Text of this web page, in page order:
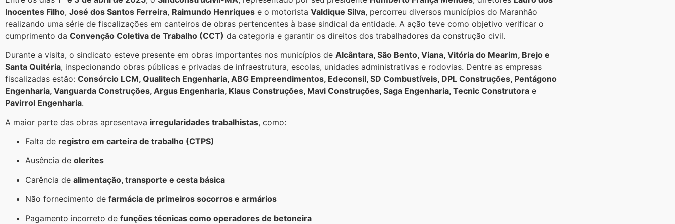
Inocentes Filho, José dos Santos Ferreira, Raimundo Henriques e o motorista Valdique Silva, percorreu diversos municípios do Maranhão
realizando uma série de fiscalizações em canteiros de obras pertencentes à base sindical da entidade. A ação teve como objetivo verificar o
cumprimento da Convenção Coletiva de Trabalho (CCT) da categoria e garantir os direitos dos trabalhadores da construção civil.
Durante a visita, o sindicato esteve presente em obras importantes nos municípios de Alcântara, São Bento, Viana, Vitória do Mearim, Brejo e
Santa Quitéria, inspecionando obras públicas e privadas de infraestrutura, escolas, unidades administrativas e rodovias. Dentre as empresas
fiscalizadas estão: Consórcio LCM, Qualitech Engenharia, ABG Empreendimentos, Edeconsil, SD Combustíveis, DPL Construções, Pentágono
Engenharia, Vanguarda Construções, Argus Engenharia, Klaus Construções, Mavi Construções, Saga Engenharia, Tecnic Construtora e
Pavirrol Engenharia.
A maior parte das obras apresentava irregularidades trabalhistas, como:
Falta de registro em carteira de trabalho (CTPS)
Ausência de olerites
Carência de alimentação, transporte e cesta básica
Não fornecimento de farmácia de primeiros socorros e armários
Pagamento incorreto de funções técnicas como operadores de betoneira